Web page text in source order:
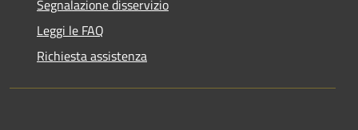
Segnalazione disservizio
Leggi le FAQ
Richiesta assistenza